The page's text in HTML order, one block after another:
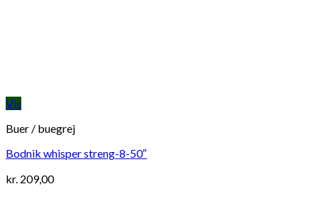
Vis
Buer / buegrej
Bodnik whisper streng-8-50″
kr. 209,00